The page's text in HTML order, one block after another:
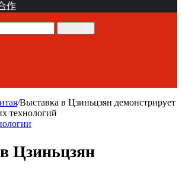
作
/Выставка в Цзиньцзян демонстрирует
технологий
Цзиньцзян